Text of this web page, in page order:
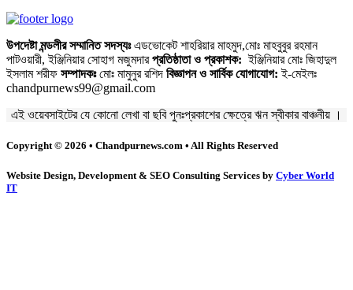
উপদেষ্টা মন্ডলীর সম্মানিত সদস্যঃএডভোকেট শাহরিয়ার মাহমুদ,মোঃ মাহবুবুর রহমান
পাটওয়ারী, ইঞ্জিনিয়ার সোহাগ মজুমদারপ্রতিষ্ঠাতা ও প্রকাশক: ইঞ্জিনিয়ার মোঃ জিহাদুল
ইসলাম শরীফ সম্পাদকঃমোঃ মামুনুর রশিদ বিজ্ঞাপন ও সার্বিক যোগাযোগ: ই-মেইলঃ
chandpurnews99@gmail.com
এই ওয়েবসাইটের যে কোনো লেখা বা ছবি পুনঃপ্রকাশের ক্ষেত্রে ঋন স্বীকার বাঞ্চনীয় ।
Copyright © 2026 • Chandpurnews.com • All Rights Reserved
Website Design, Development & SEO Consulting Services by Cyber World
IT